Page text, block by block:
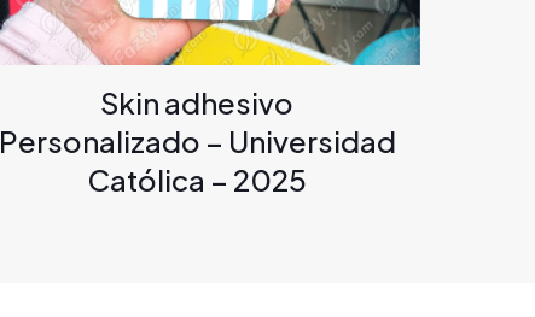
Skin adhesivo
Personalizado – Universidad
Católica – 2025